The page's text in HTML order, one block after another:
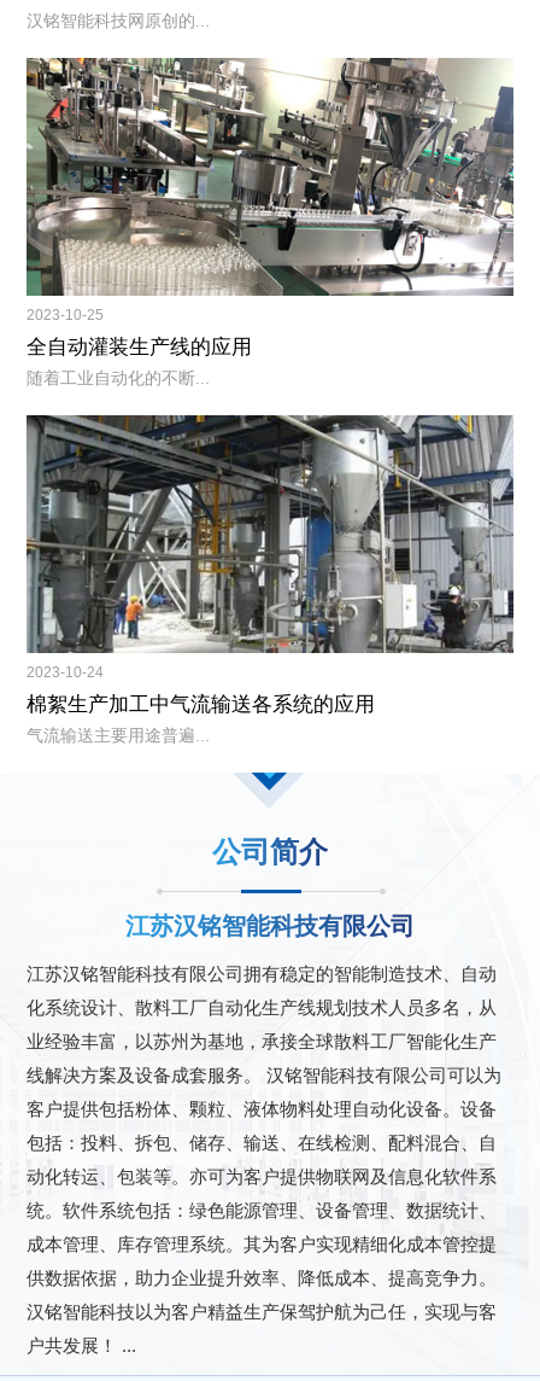
汉铭智能科技网原创的...
2023-10-25
全自动灌装生产线的应用
随着工业自动化的不断...
2023-10-24
棉絮生产加工中气流输送各系统的应用
气流输送主要用途普遍...
公司简介
江苏汉铭智能科技有限公司
江苏汉铭智能科技有限公司拥有稳定的智能制造技术、自动
化系统设计、散料工厂自动化生产线规划技术人员多名，从
业经验丰富，以苏州为基地，承接全球散料工厂智能化生产
线解决方案及设备成套服务。 汉铭智能科技有限公司可以为
客户提供包括粉体、颗粒、液体物料处理自动化设备。设备
包括：投料、拆包、储存、输送、在线检测、配料混合、自
动化转运、包装等。亦可为客户提供物联网及信息化软件系
统。软件系统包括：绿色能源管理、设备管理、数据统计、
成本管理、库存管理系统。其为客户实现精细化成本管控提
供数据依据，助力企业提升效率、降低成本、提高竞争力。
汉铭智能科技以为客户精益生产保驾护航为己任，实现与客
户共发展！ ...